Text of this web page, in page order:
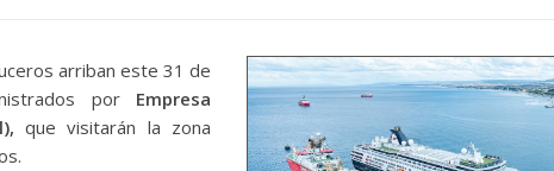
arriban este 31 de
por Empresa
que visitarán la zona